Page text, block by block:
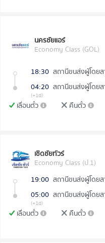
นครชัยแอร์
Economy Class (GOL)
18:30 สถานีขนส่งผู้โดย
04:20 สถานีขนส่งผู้โดย
(+1d)
เลื่อนตั๋ว คืนตั๋ว
เชิดชัยทัวร์
Economy Class (ป.1)
19:00 สถานีขนส่งผู้โดย
05:00 สถานีขนส่งผู้โดย
(+1d)
เลื่อนตั๋ว คืนตั๋ว